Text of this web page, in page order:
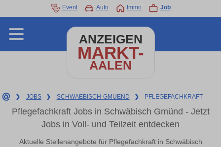
Event Auto Immo Job
ANZEIGEN
MARKT-
AALEN
❯ JOBS ❯ SCHWAEBISCH-GMUEND ❯ PFLEGEFACHKRAFT
Pflegefachkraft Jobs in Schwäbisch Gmünd - Jetzt
Jobs in Voll- und Teilzeit entdecken
Aktuelle Stellenangebote für Pflegefachkraft in Schwäbisch